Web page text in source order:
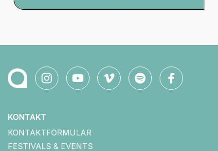
KONTAKT
KONTAKTFORMULAR
FESTIVALS & EVENTS